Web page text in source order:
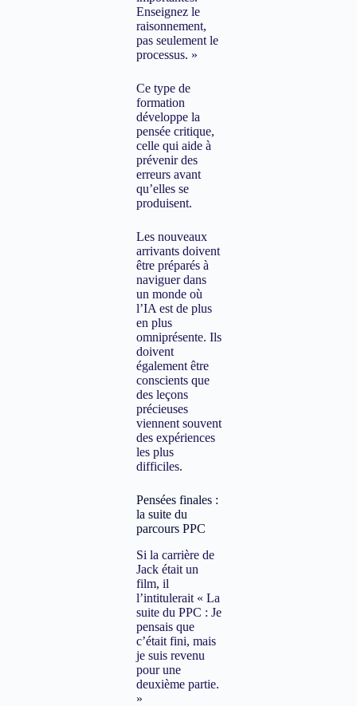
Enseignez le
raisonnement,
pas seulement le
processus. »
Ce type de
formation
développe la
pensée critique,
celle qui aide à
prévenir des
erreurs avant
qu’elles se
produisent.
Les nouveaux
arrivants doivent
être préparés à
naviguer dans
un monde où
l’IA est de plus
en plus
omniprésente. Ils
doivent
également être
conscients que
des leçons
précieuses
viennent souvent
des expériences
les plus
difficiles.
Pensées finales :
la suite du
parcours PPC
Si la carrière de
Jack était un
film, il
l’intitulerait « La
suite du PPC : Je
pensais que
c’était fini, mais
je suis revenu
pour une
deuxième partie.
»